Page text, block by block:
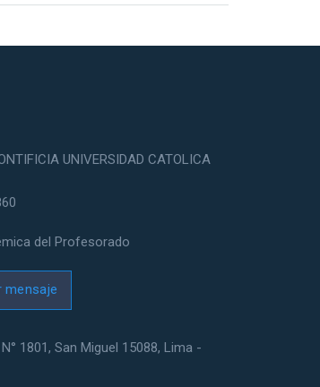
UNIVERSIDAD CATOLICA
del Profesorado
mensaje
1801, San Miguel 15088, Lima -